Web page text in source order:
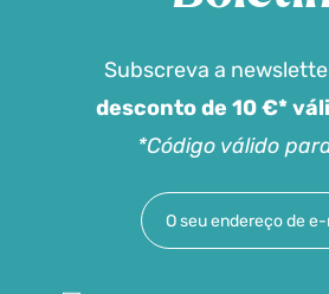
Subscreva a
desconto de 10 €*
*Código válido